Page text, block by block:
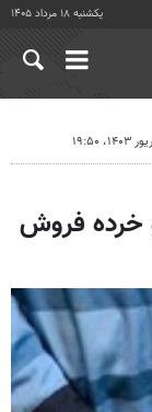
یکشنبه ۱۸ مرداد ۱۴۰۵
و خرده فروش